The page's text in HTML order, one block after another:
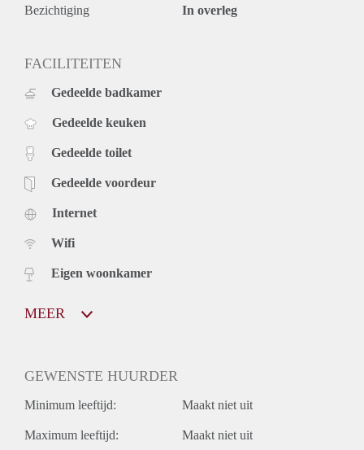
Bezichtiging In overleg
FACILITEITEN
Gedeelde badkamer
Gedeelde keuken
Gedeelde toilet
Gedeelde voordeur
Internet
Wifi
Eigen woonkamer
MEER
GEWENSTE HUURDER
Minimum leeftijd: Maakt niet uit
Maximum leeftijd: Maakt niet uit